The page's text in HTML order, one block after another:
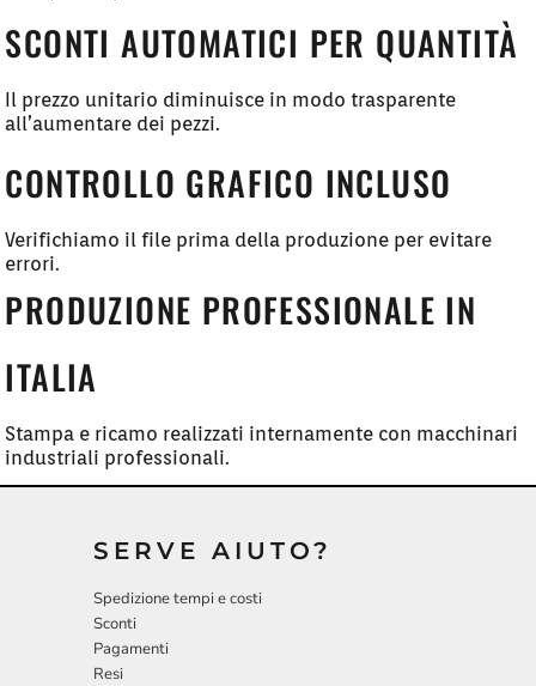
SCONTI AUTOMATICI PER QUANTITÀ
Il prezzo unitario diminuisce in modo trasparente
all’aumentare dei pezzi.
CONTROLLO GRAFICO INCLUSO
Verifichiamo il file prima della produzione per evitare
errori.
PRODUZIONE PROFESSIONALE IN
ITALIA
Stampa e ricamo realizzati internamente con macchinari
industriali professionali.
SERVE AIUTO?
Spedizione tempi e costi
Sconti
Pagamenti
Resi